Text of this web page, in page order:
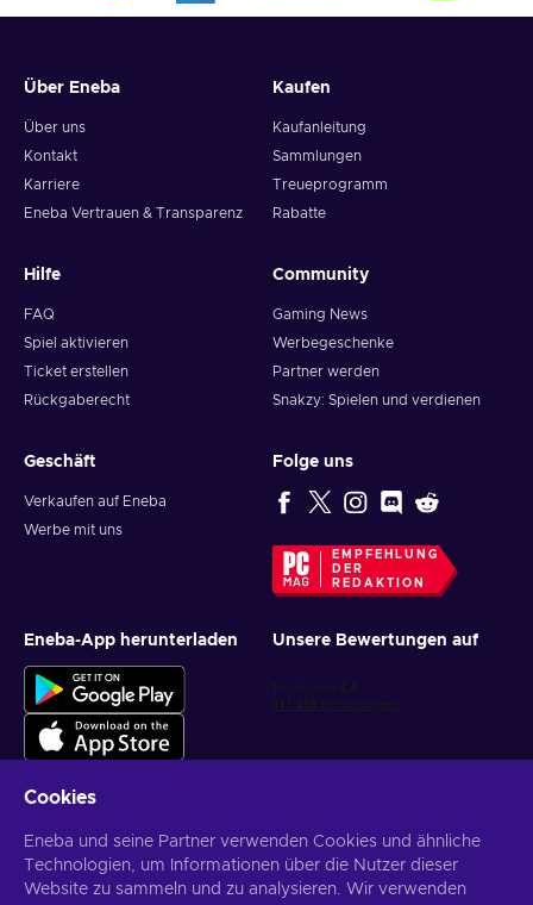
Über Eneba
Über uns
Kontakt
Karriere
Eneba Vertrauen & Transparenz
Kaufen
Kaufanleitung
Sammlungen
Treueprogramm
Rabatte
Hilfe
FAQ
Spiel aktivieren
Ticket erstellen
Rückgaberecht
Community
Gaming News
Werbegeschenke
Partner werden
Snakzy: Spielen und verdienen
Geschäft
Verkaufen auf Eneba
Werbe mit uns
Folge uns
EMPFEHLUNG
DER
REDAKTION
Eneba-App herunterladen Unsere Bewertungen auf
Abonnieren
Cookies
Eneba und seine Partner verwenden Cookies und ähnliche
Technologien, um Informationen über die Nutzer dieser
Website zu sammeln und zu analysieren. Wir verwenden